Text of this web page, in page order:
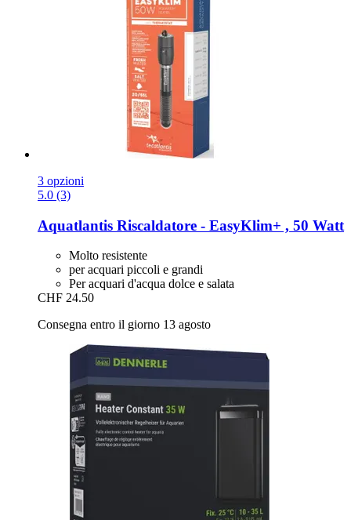
3 opzioni
5.0 (3)
Aquatlantis Riscaldatore -​ EasyKlim+ , 50 Watt
Molto resistente
per acquari piccoli e grandi
Per acquari d'acqua dolce e salata
CHF 24.50
Consegna entro il giorno 13 agosto